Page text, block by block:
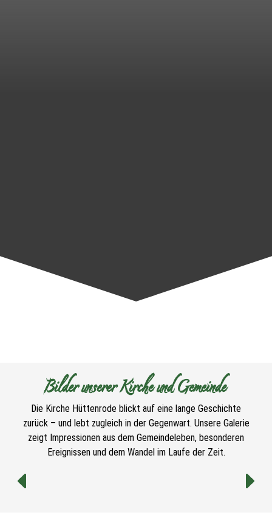
Bilder unserer Kirche und Gemeinde
Die Kirche Hüttenrode blickt auf eine lange Geschichte
zurück – und lebt zugleich in der Gegenwart. Unsere Galerie
zeigt Impressionen aus dem Gemeindeleben, besonderen
Ereignissen und dem Wandel im Laufe der Zeit.